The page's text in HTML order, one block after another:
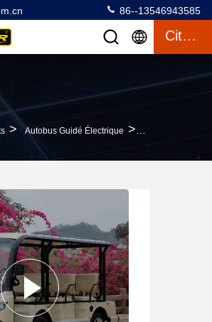
86--13546943585
Citation
> Autobus Guidé Électrique >